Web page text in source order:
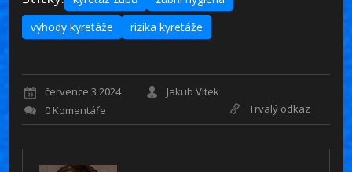
výhody kyretáže
rizika kyretáže
července 3 2024
Jakub Vítek
0 Komentáře
Trvalý odkaz